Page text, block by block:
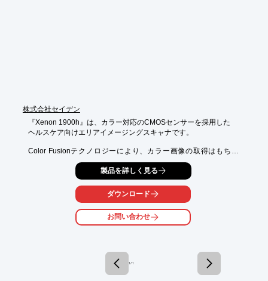
株式会社セイデン
『Xenon 1900h』は、カラー対応のCMOSセンサーを採用した
ヘルスケア向けエリアイメージングスキャナです。
Color Fusionテクノロジーにより、カラー画像の取得はもちろ
モノクロスキャナでは不可能であった、赤/橙/黄などのカラーシ
読み取りも可能になりました。
他にも、Bluetooth Class2 ver2.1を搭載したワイヤレスモデル
「Xenon 1902h」も取り扱っております。
■カラー画像撮影やカラーシンボルの読み取りも可能な高性能2次
製品を詳しく見る
ダウンロード
お問い合わせ
1 / 1